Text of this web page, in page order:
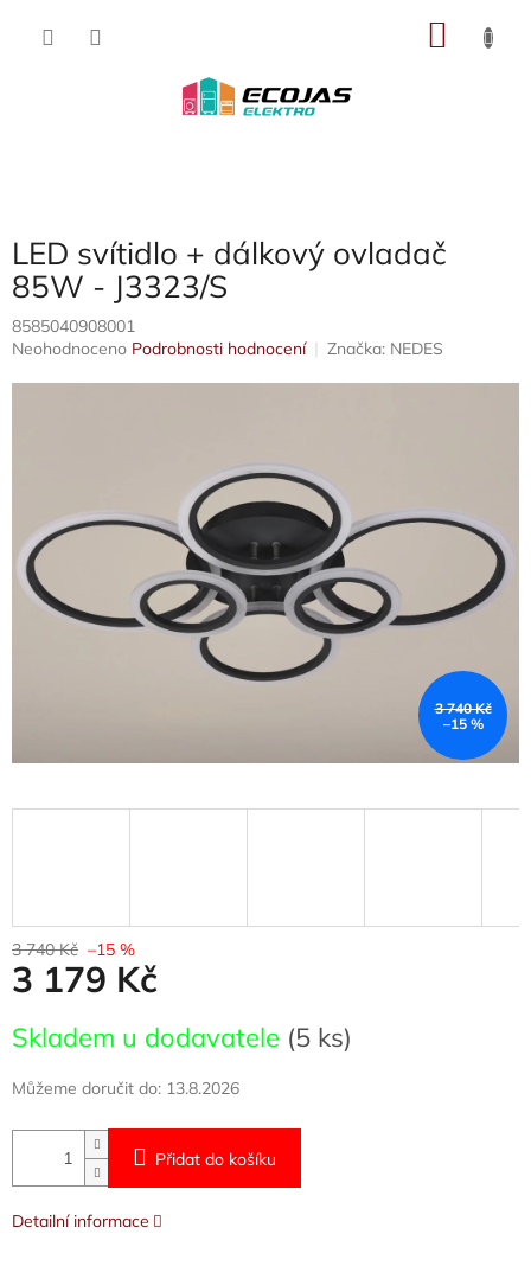
LED svítidlo + dálkový ovladač
85W - J3323/S
8585040908001
Průměrné
Neohodnoceno Podrobnosti hodnocení Značka: NEDES
3 740 Kč
–15 %
3 740 Kč –15 %
3 179 Kč
cena:
Skladem u dodavatele (5 ks)
Můžeme doručit do: 13.8.2026
Přidat do košíku
Detailní informace